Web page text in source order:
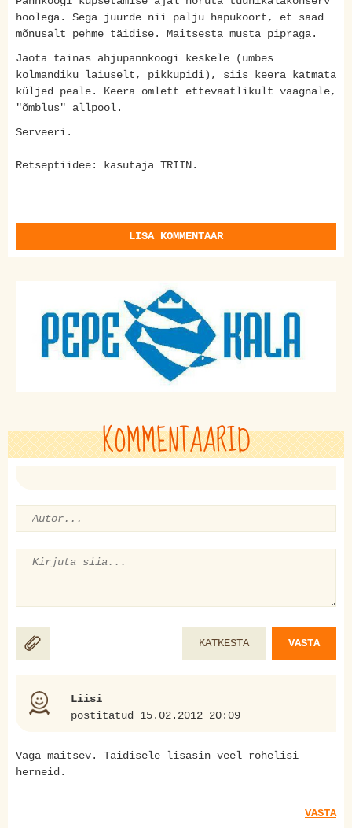
hoolega. Sega juurde nii palju hapukoort, et saad
mõnusalt pehme täidise. Maitsesta musta pipraga.
Jaota tainas ahjupannkoogi keskele (umbes
kolmandiku laiuselt, pikkupidi), siis keera katmata
küljed peale. Keera omlett ettevaatlikult vaagnale,
"õmblus" allpool.
Serveeri.
Retseptiidee: kasutaja TRIIN.
LISA KOMMENTAAR
KOMMENTAARID
KATKESTA VASTA
Liisi
postitatud 15.02.2012 20:09
Väga maitsev. Täidisele lisasin veel rohelisi
herneid.
VASTA